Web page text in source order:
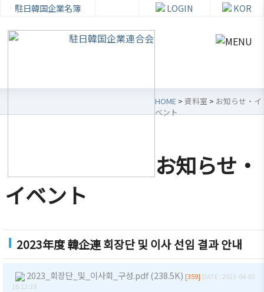
紹
介
ご挨拶
設立目
的/沿革
韓企連
会員加
入
会員権
分科委
員会
クラブ
料
室
ベント
貿易通
商情報
駐日韓国企業名簿 KOR
LOGIN
HOME > 資料室 > お知らせ・イ
ベント
お知らせ・
イベント
2023年度 韓企連 회장단 및 이사 선임 결과 안내
2023_회장단_및_이사회_구성.pdf (238.5K) [359] DATE : 2023-04-03
16:12:39